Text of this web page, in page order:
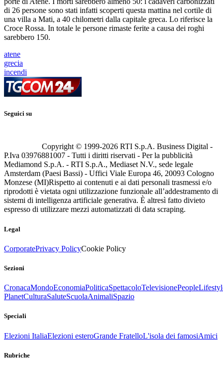
di 26 persone sono stati infatti scoperti questa mattina nel cortile di
una villa a Mati, a 40 chilometri dalla capitale greca. Lo riferisce la
Croce Rossa. In totale le persone rimaste ferite a causa dei roghi
sarebbero 150.
atene
grecia
incendi
Seguici su
Copyright © 1999-2026 RTI S.p.A. Business Digital -
P.Iva 03976881007 - Tutti i diritti riservati - Per la pubblicità
Mediamond S.p.A. - RTI S.p.A., Mediaset N.V., sede legale
Amsterdam (Paesi Bassi) - Uffici Viale Europa 46, 20093 Cologno
Monzese (MI)Rispetto ai contenuti e ai dati personali trasmessi e/o
riprodotti è vietata ogni utilizzazione funzionale all’addestramento di
sistemi di intelligenza artificiale generativa. È altresì fatto divieto
espresso di utilizzare mezzi automatizzati di data scraping.
Legal
CorporatePrivacy PolicyCookie Policy
Sezioni
CronacaMondoEconomiaPoliticaSpettacoloTelevisionePeople
PlanetCulturaSaluteScuolaAnimaliSpazio
Speciali
Elezioni ItaliaElezioni esteroGrande FratelloL'isola dei famosiAmici
Rubriche